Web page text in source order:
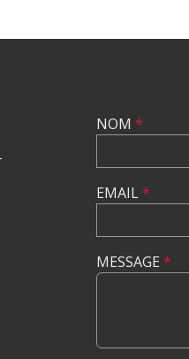
NOM *
EMAIL*
MESSAGE *